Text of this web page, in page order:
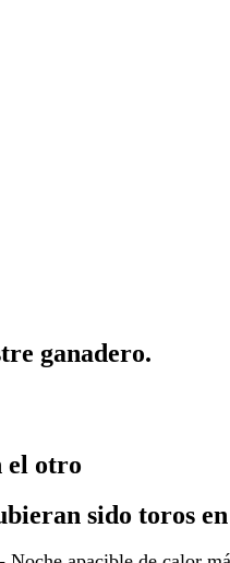
ganadero.
el otro
sido toros